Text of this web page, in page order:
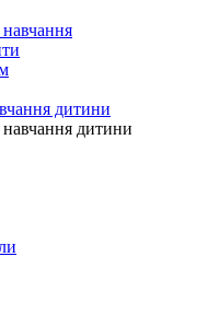
дитини
навчання дитини